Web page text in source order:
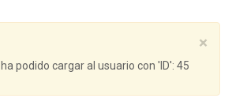
×
podido cargar al usuario con 'ID': 45